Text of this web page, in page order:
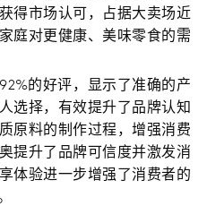
得市场认可，占据大卖场近
庭对更健康、美味零食的需
的好评，显示了准确的产
选择，有效提升了品牌认知
原料的制作过程，增强消费
提升了品牌可信度并激发消
体验进一步增强了消费者的